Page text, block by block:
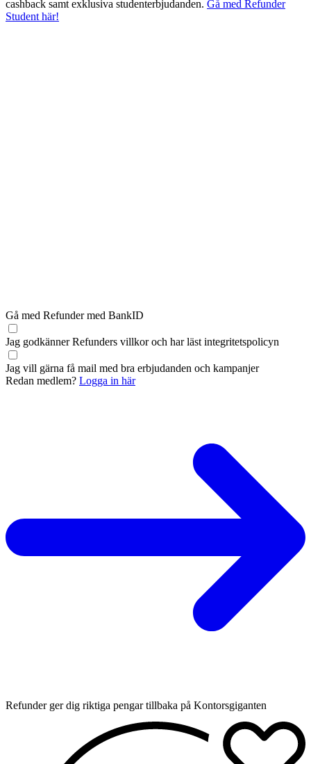
cashback samt exklusiva studenterbjudanden. Gå med Refunder
Student här!
Gå med Refunder med BankID
Jag godkänner Refunders villkoroch har läst integritetspolicyn
Jag vill gärna få mail med bra erbjudanden och kampanjer
Redan medlem? Logga in här
Refunder ger dig riktiga pengar tillbaka på Kontorsgiganten